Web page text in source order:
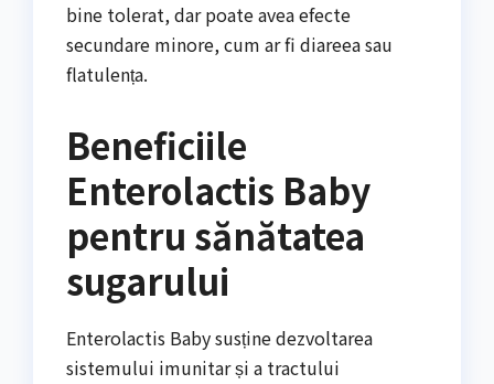
bine tolerat, dar poate avea efecte
secundare minore, cum ar fi diareea sau
flatulența.
Beneficiile
Enterolactis Baby
pentru sănătatea
sugarului
Enterolactis Baby susține dezvoltarea
sistemului imunitar și a tractului